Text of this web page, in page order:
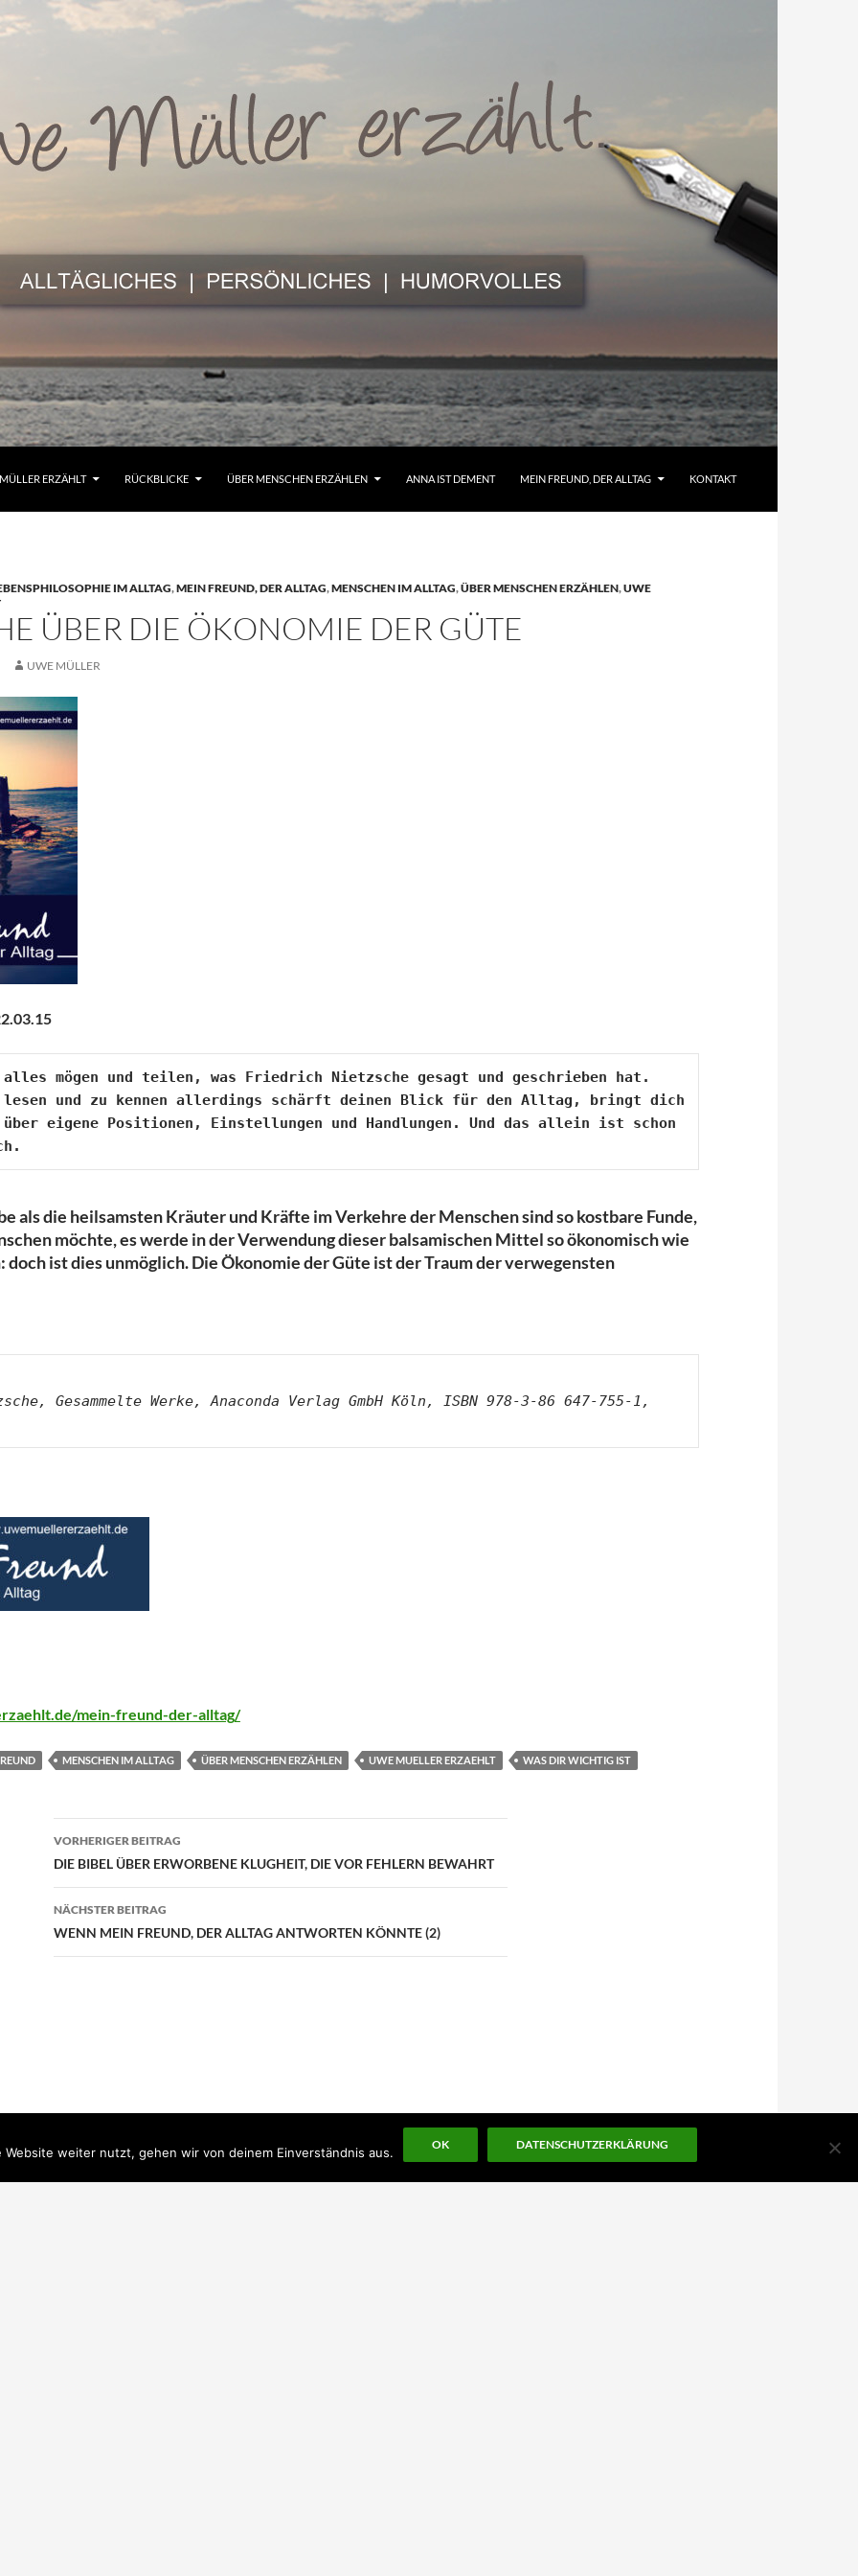
ERZÄHLT RÜCKBLICKE ÜBER MENSCHEN ERZÄHLEN ANNA IST DEMENT MEIN FREUND, DER ALLTAG KONTAKT
IM ALLTAG,MEIN FREUND, DER ALLTAG,MENSCHEN IM ALLTAG,ÜBER MENSCHEN ERZÄHLEN,UWE
ÜBER DIE ÖKONOMIE DER GÜTE
UWE MÜLLER
alles mögen und teilen, was Friedrich Nietzsche gesagt und geschrieben hat.
lesen und zu kennen allerdings schärft deinen Blick für den Alltag, bringt dich
über eigene Positionen, Einstellungen und Handlungen. Und das allein ist schon
als die heilsamsten Kräuter und Kräfte im Verkehre der Menschen sind so kostbare Funde,
möchte, es werde in der Verwendung dieser balsamischen Mittel so ökonomisch wie
doch ist dies unmöglich. Die Ökonomie der Güte ist der Traum der verwegensten
mein-freund-der-alltag/‎
MENSCHEN IM ALLTAG ÜBER MENSCHEN ERZÄHLEN UWE MUELLER ERZAEHLT WAS DIR WICHTIG IST
Beitragsnavigation
VORHERIGER BEITRAG
DIE BIBEL ÜBER ERWORBENE KLUGHEIT, DIE VOR FEHLERN BEWAHRT
NÄCHSTER BEITRAG
WENN MEIN FREUND, DER ALLTAG ANTWORTEN KÖNNTE (2)
weiter nutzt, gehen wir von deinem Einverständnis aus.
OK DATENSCHUTZERKLÄRUNG